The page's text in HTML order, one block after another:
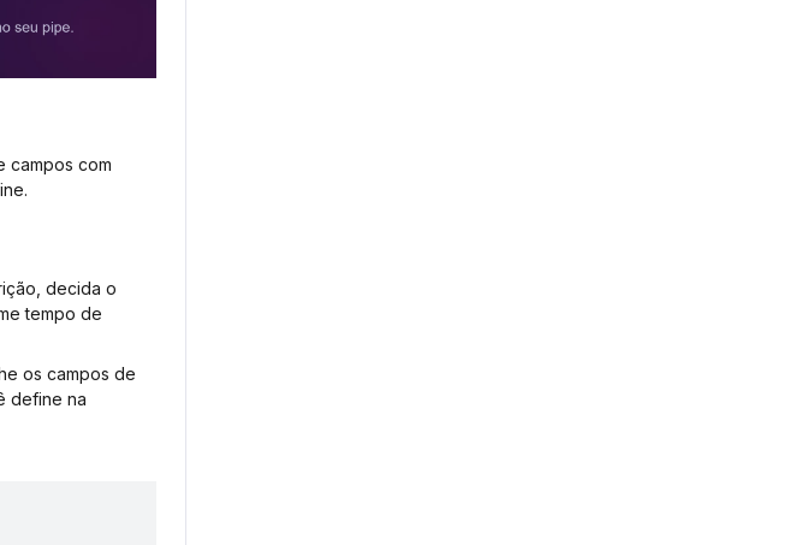
campos com
decida o
tempo de
os campos de
define na